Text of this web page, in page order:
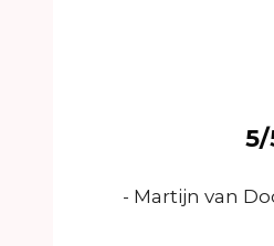
5/
- Martijn van